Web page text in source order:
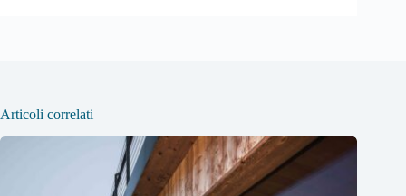
Articoli correlati